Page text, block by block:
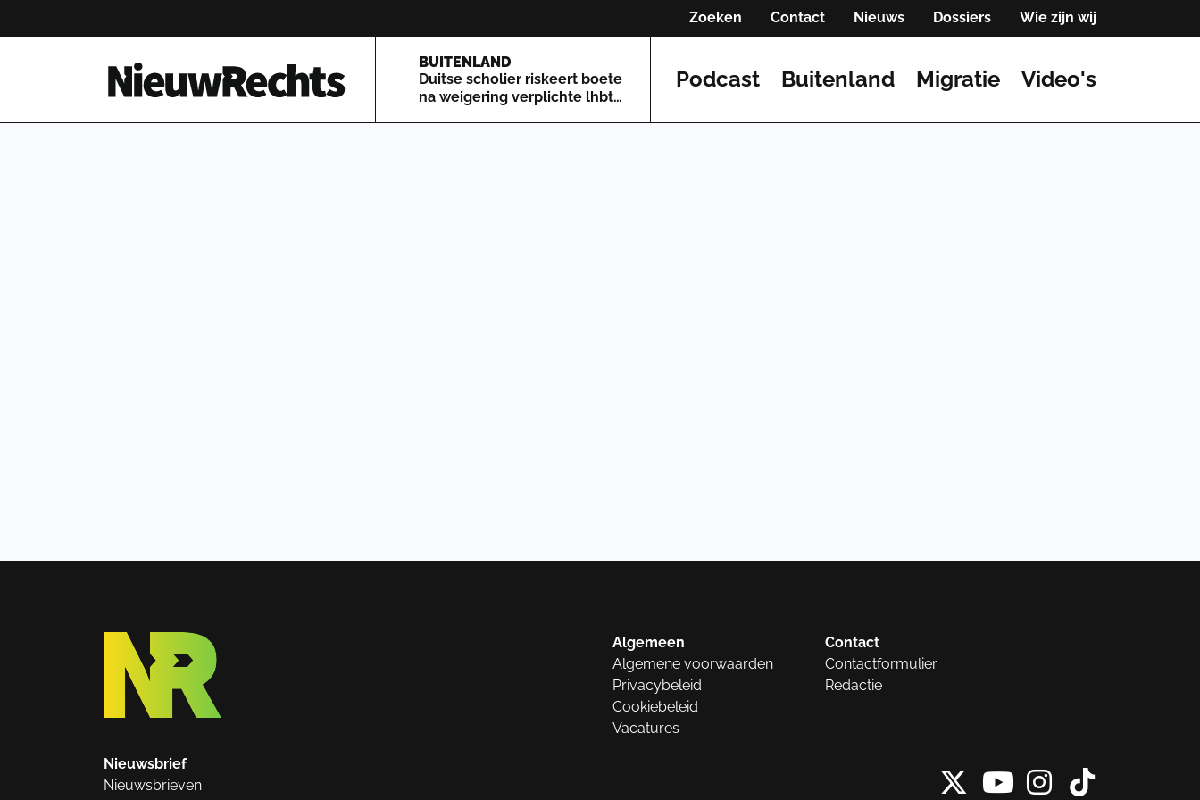
Zoeken Contact Nieuws Dossiers Wie zijn wij
Homepage van NieuwRechts
BUITENLAND
Duitse scholier riskeert boete
na weigering verplichte lhbti-
Podcast Buitenland Migratie Video's
Algemeen
Algemene voorwaarden
Privacybeleid
Cookiebeleid
Vacatures
Contact
Contactformulier
Redactie
Nieuwsbrief
Nieuwsbrieven
X vanInstagram
Tiktok